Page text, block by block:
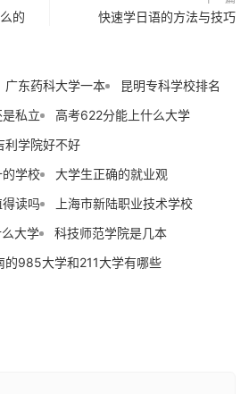
的 快速学日语的方法与技巧
广东药科大学一本
昆明专科学校排名
私立
高考622分能上什么大学
利学院好不好
学校
大学生正确的就业观
读吗
上海市新陆职业技术学校
大学
科技师范学院是几本
的985大学和211大学有哪些